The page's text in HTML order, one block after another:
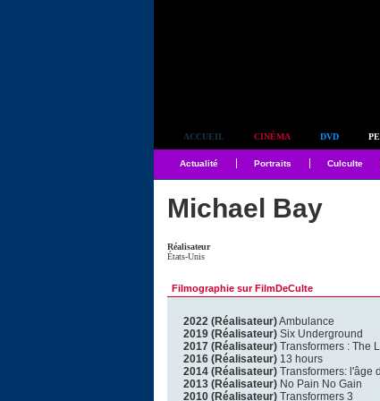
ACCUEIL CINÉMA DVD
Actualité Portraits Culculte
Michael Bay
Réalisateur
États-Unis
Filmographie sur FilmDeCulte
2022 (Réalisateur)Ambulance
2019 (Réalisateur) Six Underground
2017 (Réalisateur) Transformers : The
2016 (Réalisateur) 13 hours
2014 (Réalisateur) Transformers: l'âge
2013 (Réalisateur) No Pain No Gain
2010 (Réalisateur) Transformers 3